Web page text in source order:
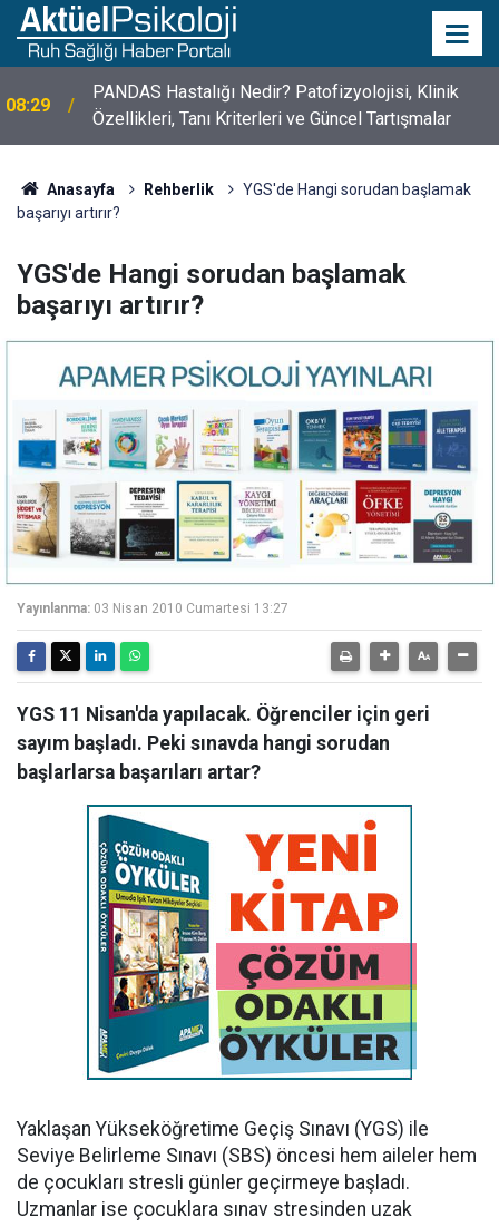
10:30
10 Mayıs Psikologlar Günü Nasıl Ortaya Çıktı? 10
Mayıs Tarihinin Hikayesi
Anasayfa Rehberlik
YGS'de Hangi sorudan başlamak
başarıyı artırır?
YGS'de Hangi sorudan başlamak
başarıyı artırır?
Yayınlanma: 03 Nisan 2010 Cumartesi 13:27
YGS 11 Nisan'da yapılacak. Öğrenciler için geri
sayım başladı. Peki sınavda hangi sorudan
başlarlarsa başarıları artar?
Yaklaşan Yükseköğretime Geçiş Sınavı (YGS) ile
Seviye Belirleme Sınavı (SBS) öncesi hem aileler hem
de çocukları stresli günler geçirmeye başladı.
Uzmanlar ise çocuklara sınav stresinden uzak